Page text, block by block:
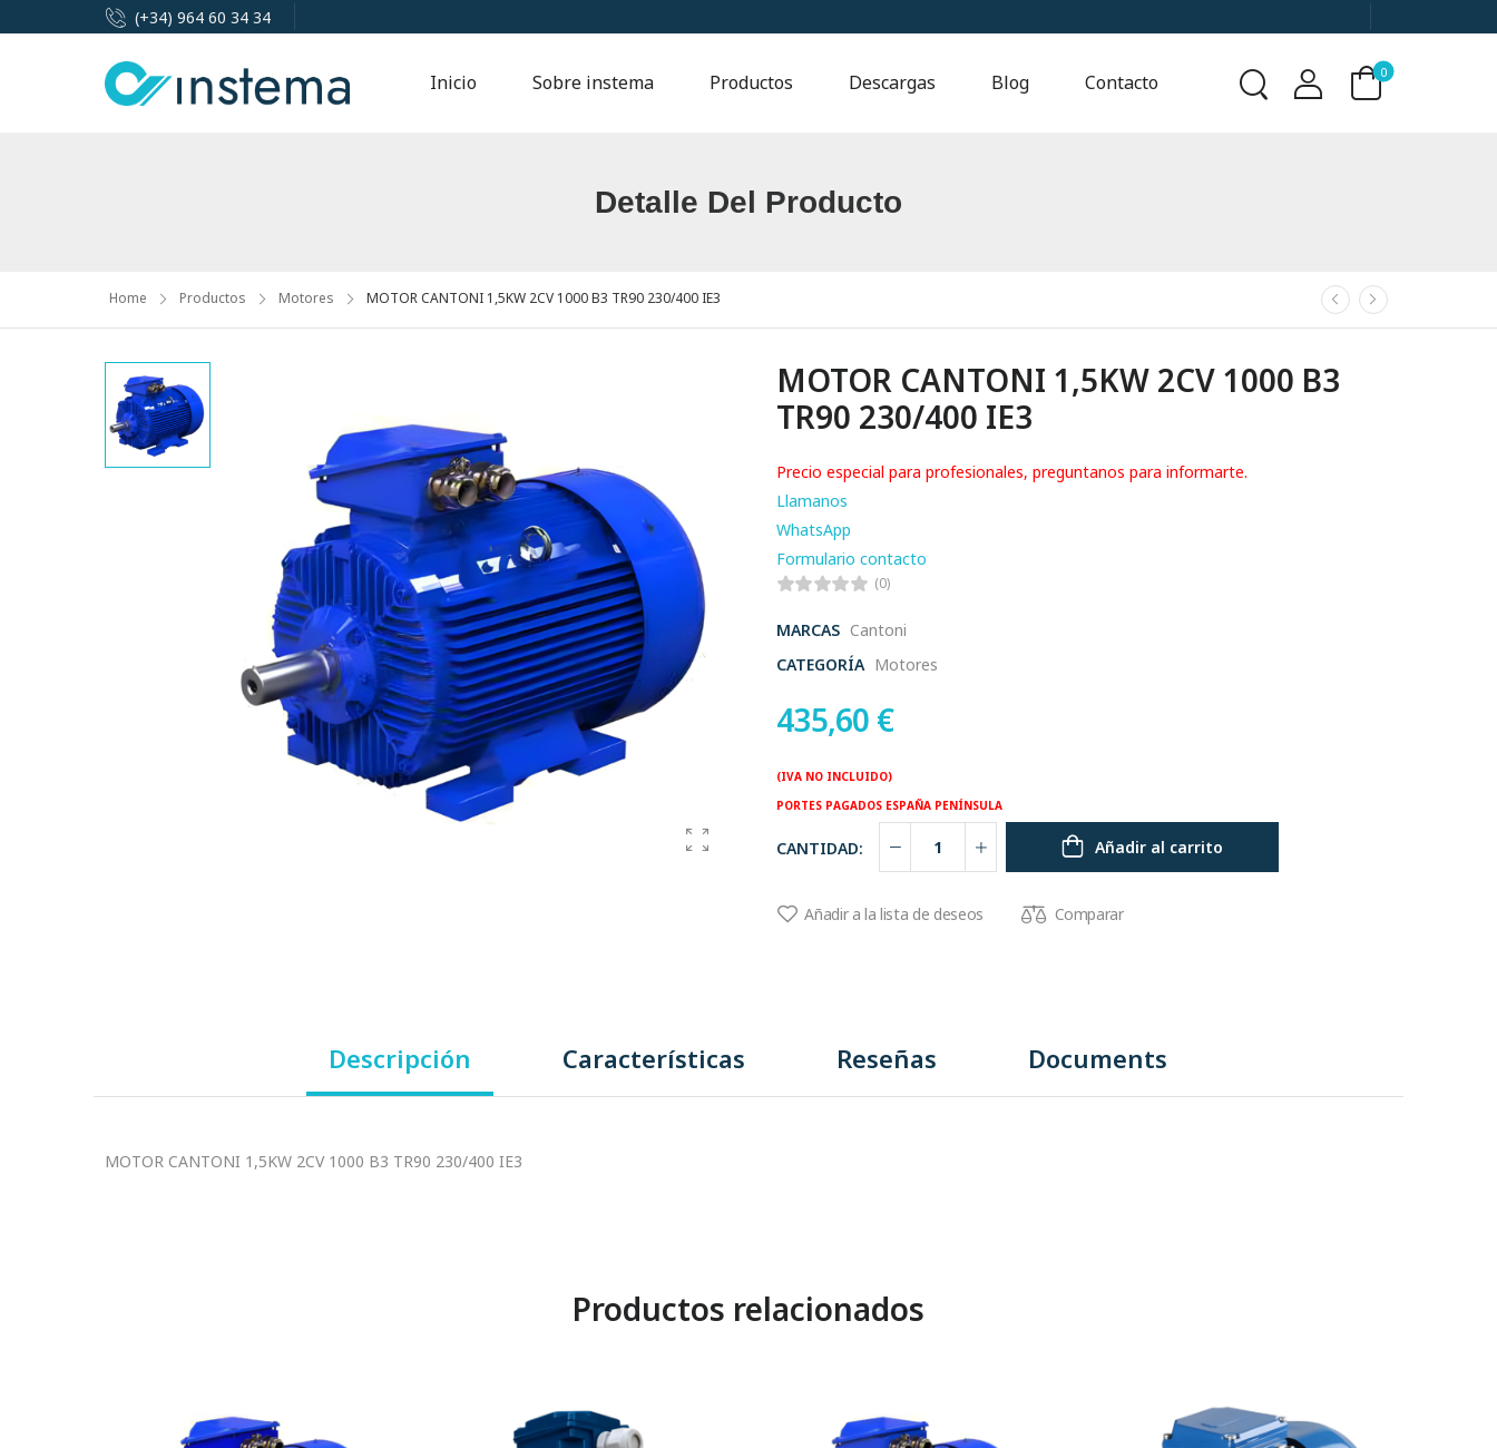
(+34) 964 60 34 34
Inicio Sobre instema Productos Descargas Blog Contacto 0
Detalle Del Producto
Home Productos Motores MOTOR CANTONI 1,5KW 2CV 1000 B3 TR90 230/400 IE3
MOTOR CANTONI 1,5KW 2CV 1000 B3
TR90 230/400 IE3
Precio especial para profesionales, preguntanos para informarte.
Llamanos
WhatsApp
Formulario contacto
(0)
MARCAS Cantoni
CATEGORÍA Motores
435,60 €
(IVA NO INCLUIDO)
PORTES PAGADOS ESPAÑA PENÍNSULA
CANTIDAD: Añadir al carrito
Añadir a la lista de deseos Comparar
Descripción Características Reseñas Documents
MOTOR CANTONI 1,5KW 2CV 1000 B3 TR90 230/400 IE3
Productos relacionados